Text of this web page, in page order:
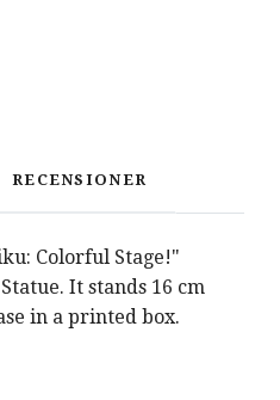
RECENSIONER
Colorful Stage!"
It stands 16 cm
in a printed box.